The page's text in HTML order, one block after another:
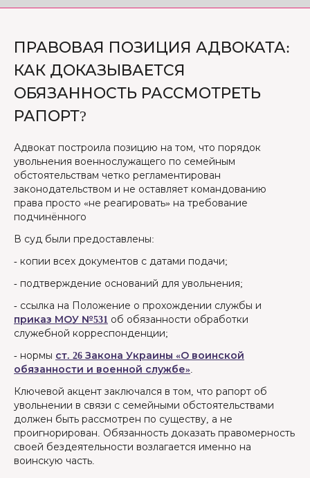
ПРАВОВАЯ ПОЗИЦИЯ АДВОКАТА:
КАК ДОКАЗЫВАЕТСЯ
ОБЯЗАННОСТЬ РАССМОТРЕТЬ
РАПОРТ?
Адвокат построила позицию на том, что порядок
увольнения военнослужащего по семейным
обстоятельствам четко регламентирован
законодательством и не оставляет командованию
права просто «не реагировать» на требование
подчинённого
В суд были предоставлены:
- копии всех документов с датами подачи;
- подтверждение оснований для увольнения;
- ссылка на Положение о прохождении службы и
приказ МОУ №531 об обязанности обработки
служебной корреспонденции;
- нормы ст. 26 Закона Украины «О воинской
обязанности и военной службе».
Ключевой акцент заключался в том, что рапорт об
увольнении в связи с семейными обстоятельствами
должен быть рассмотрен по существу, а не
проигнорирован. Обязанность доказать правомерность
своей бездеятельности возлагается именно на
воинскую часть.